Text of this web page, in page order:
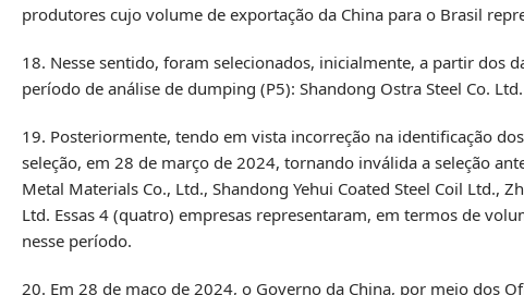
produtores cujo volume de exportação da China para o Brasil
18. Nesse sentido, foram selecionados, inicialmente, a partir dos
período de análise de dumping (P5): Shandong Ostra Steel Co.
19. Posteriormente, tendo em vista incorreção na identificação
seleção, em 28 de março de 2024, tornando inválida a seleção
Metal Materials Co., Ltd., Shandong Yehui Coated Steel Coil Ltd.,
Ltd. Essas 4 (quatro) empresas representaram, em termos de
nesse período.
20. Em 28 de maço de 2024, o Governo da China, por meio dos